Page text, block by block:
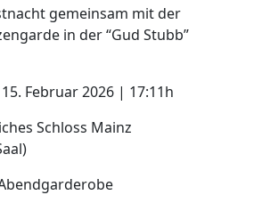
gemeinsam mit der
in der “Gud Stubb”
Februar 2026 | 17:11h
Schloss Mainz